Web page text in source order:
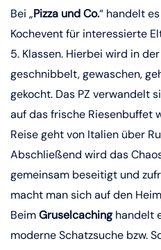
Bei „Pizza und Co.“ handelt
Kochevent für interessierte
5. Klassen. Hierbei wird in
geschnibbelt, gewaschen,
gekocht. Das PZ verwandelt
auf das frische Riesenbuffet
Reise geht von Italien über
Abschließend wird das
gemeinsam beseitigt und
macht man sich auf den
BeimGruselcachinghandelt
moderne Schatzsuche bzw.